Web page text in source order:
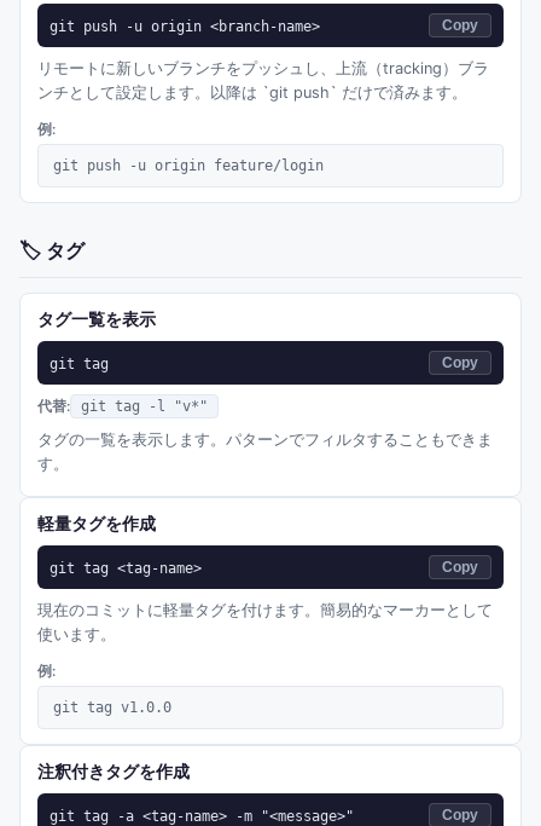
git push -u origin <branch-name> Copy
リモートに新しいブランチをプッシュし、上流（tracking）ブラ
ンチとして設定します。以降は `git push` だけで済みます。
例:
git push -u origin feature/login
🏷️ タグ
タグ一覧を表示
git tag Copy
代替: git tag -l "v*"
タグの一覧を表示します。パターンでフィルタすることもできま
す。
軽量タグを作成
git tag <tag-name> Copy
現在のコミットに軽量タグを付けます。簡易的なマーカーとして
使います。
例:
git tag v1.0.0
注釈付きタグを作成
git tag -a <tag-name> -m "<message>" Copy